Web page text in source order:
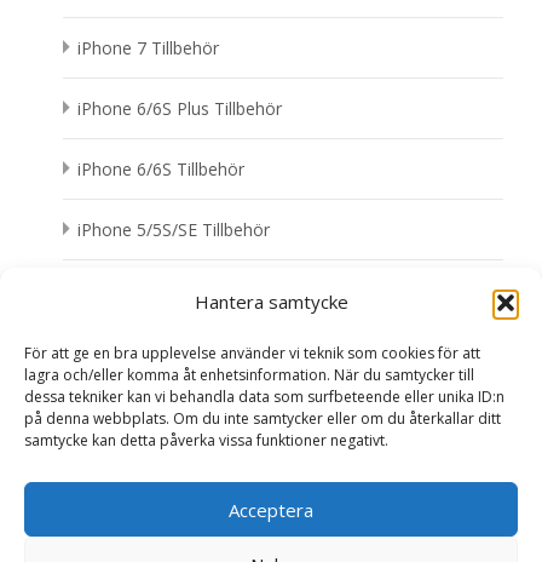
Hantera samtycke
För att ge en bra upplevelse använder vi teknik som cookies för att
lagra och/eller komma åt enhetsinformation. När du samtycker till
dessa tekniker kan vi behandla data som surfbeteende eller unika ID:n
på denna webbplats. Om du inte samtycker eller om du återkallar ditt
samtycke kan detta påverka vissa funktioner negativt.
Acceptera
iPhone 7 Tillbehör
iPhone 6/6S Plus Tillbehör
iPhone 6/6S Tillbehör
iPhone 5/5S/SE Tillbehör